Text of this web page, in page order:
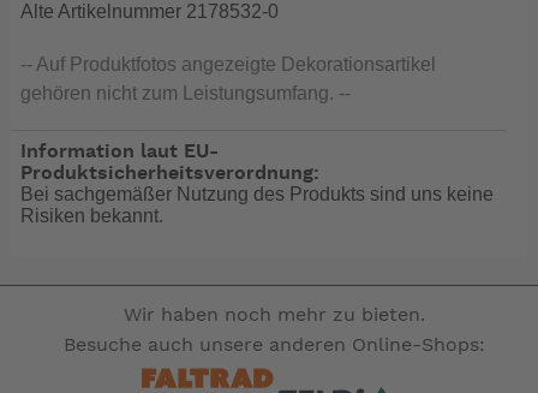
Alte Artikelnummer 2178532-0
-- Auf Produktfotos angezeigte Dekorationsartikel
gehören nicht zum Leistungsumfang. --
Information laut EU-
Produktsicherheitsverordnung:
Bei sachgemäßer Nutzung des Produkts sind uns keine
Risiken bekannt.
Wir haben noch mehr zu bieten.
Besuche auch unsere anderen Online-Shops: